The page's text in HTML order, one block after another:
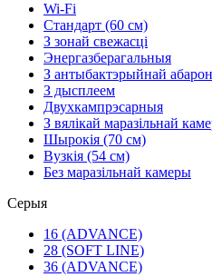
Wi-Fi
Стандарт (60 см)
З зонай свежасці
Энергазберагальныя
З антыбактэрыйнай
З дысплеем
Двухкампрэсарныя
З вялікай маразільнай
Шырокія (70 см)
Вузкія (54 см)
Без маразільнай камеры
Серыя
16 (ADVANCE)
28 (SOFT LINE)
36 (ADVANCE)